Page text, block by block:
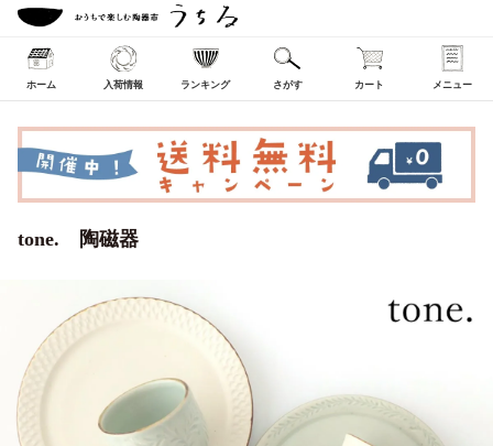
ホーム 入荷情報 ランキング さがす カート メニュー
tone. 陶磁器